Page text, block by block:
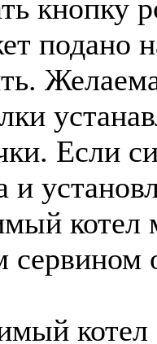
кнопку
подано
Если
и
сервином